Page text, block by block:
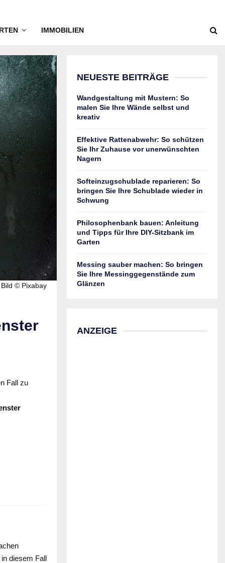
IMMOBILIEN
Bild © Pixabay
Fall zu
diesem Fall
NEUESTE BEITRÄGE
Wandgestaltung mit Mustern: So
malen Sie Ihre Wände selbst und
kreativ
Effektive Rattenabwehr: So schützen
Sie Ihr Zuhause vor unerwünschten
Nagern
Softeinzugschublade reparieren: So
bringen Sie Ihre Schublade wieder in
Schwung
Philosophenbank bauen: Anleitung
und Tipps für Ihre DIY-Sitzbank im
Garten
Messing sauber machen: So bringen
Sie Ihre Messinggegenstände zum
Glänzen
ANZEIGE